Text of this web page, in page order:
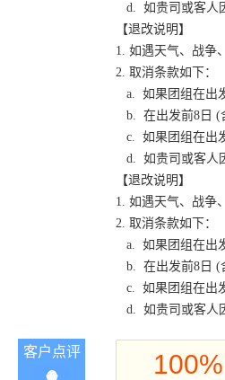
d. 如贵司或客人
【退改说明】
1. 如遇天气、战争
2. 取消条款如下：
a. 如果团组在出
b. 在出发前8日 (
c. 如果团组在出
d. 如贵司或客人
【退改说明】
1. 如遇天气、战争
2. 取消条款如下：
a. 如果团组在出
b. 在出发前8日 (
c. 如果团组在出
d. 如贵司或客人
客户点评 100%